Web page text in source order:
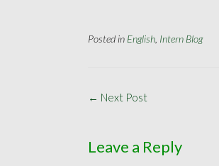
Posted in English Intern Blog
Post
← Next Post
Leave a Reply